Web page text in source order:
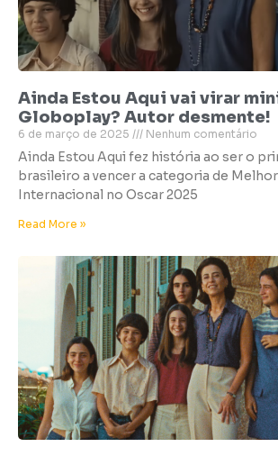
Ainda Estou Aqui vai virar
Globoplay? Autor desmente!
6 de março de 2025 Nenhum comentário
Ainda Estou Aqui fez história ao ser o
brasileiro a vencer a categoria de
Internacional no Oscar 2025
Read More »